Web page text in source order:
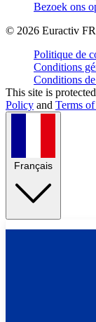
Bezoek ons
© 2026 Euractiv
Politique de
Conditions
Conditions
This site is
Policy and Terms
Français